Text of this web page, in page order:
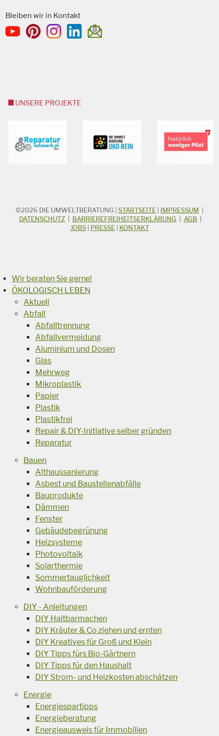
Bleiben wir in Kontakt
UNSERE PROJEKTE
STICHWORTSUCHE
Suchbegriff
©2026 DIE UMWELTBERATUNG STARTSEITE IMPRESSUM
DATENSCHUTZ
BARRIEREFREIHEITSERKLÄRUNG AGB
JOBS| PRESSE| KONTAKT
Wir beraten Sie gerne!
ÖKOLOGISCH LEBEN
Aktuell
Abfall
Abfalltrennung
Abfallvermeidung
Aluminium und Dosen
Glas
Mehrweg
Mikroplastik
Papier
Plastik
Plastikfrei
Repair & DIY-Initiative selber gründen
Reparatur
Bauen
Althaussanierung
Asbest und Baustellenabfälle
Bauprodukte
Dämmen
Fenster
Gebäudebegrünung
Heizsysteme
Photovoltaik
Solarthermie
Sommertauglichkeit
Wohnbauförderung
DIY - Anleitungen
DIY Haltbarmachen
DIY Kräuter & Co ziehen und ernten
DIY Kreatives für Groß und Klein
DIY Tipps fürs Bio-Gärtnern
DIY Tipps für den Haushalt
DIY Strom- und Heizkosten abschätzen
Energie
Energiespartipps
Energieberatung
Energieausweis für Immobilien